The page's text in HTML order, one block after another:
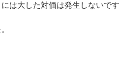
は大した対価は発生しないです